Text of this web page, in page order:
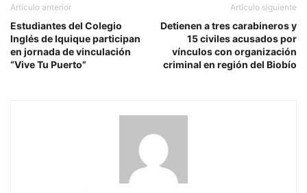
Artículo anterior
Estudiantes del Colegio
Inglés de Iquique participan
en jornada de vinculación
“Vive Tu Puerto”
Artículo siguiente
Detienen a tres carabineros y
15 civiles acusados por
vínculos con organización
criminal en región del Biobío